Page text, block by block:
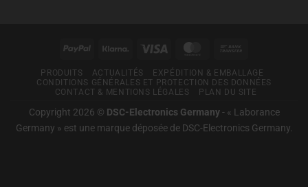
professionnelles
bonne
technique
de
PayPal Klarna visas MasterCard
PRODUITS ACTUALITÉS
EXPÉDITION & EMBALLAGE
CONDITIONS GÉNÉRALES ET PROTECTION DES DONNÉES
CONTACT & MENTIONS LÉGALES
PLAN DU SITE
Copyright 2026 © DSC-Electronics Germany- « Laborance
Germany » est une marque déposée de DSC-Electronics Germany.